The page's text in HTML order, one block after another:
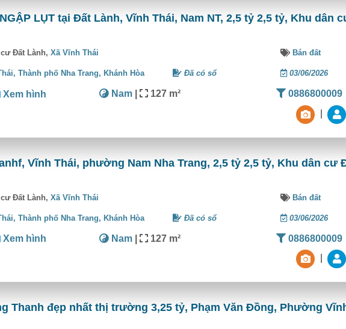
LỤT tại Đất Lành, Vĩnh Thái, Nam NT, 2,5 tỷ 2,5 tỷ, Khu dân
cư Đất Lành,Xã Vĩnh Thái Bán đất
Thành phố Nha Trang, Khánh Hòa Đã có sổ 03/06/2026
Xem hình Nam| 127 m² 0886800009
Vĩnh Thái, phường Nam Nha Trang, 2,5 tỷ 2,5 tỷ, Khu dân cư
cư Đất Lành,Xã Vĩnh Thái Bán đất
Thành phố Nha Trang,Khánh Hòa Đã có sổ 03/06/2026
Xem hình Nam| 127 m² 0886800009
Thanh đẹp nhất thị trường 3,25 tỷ, Phạm Văn Đồng, Phường